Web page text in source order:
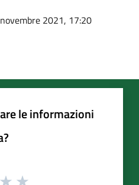
2021, 17:20
le informazioni